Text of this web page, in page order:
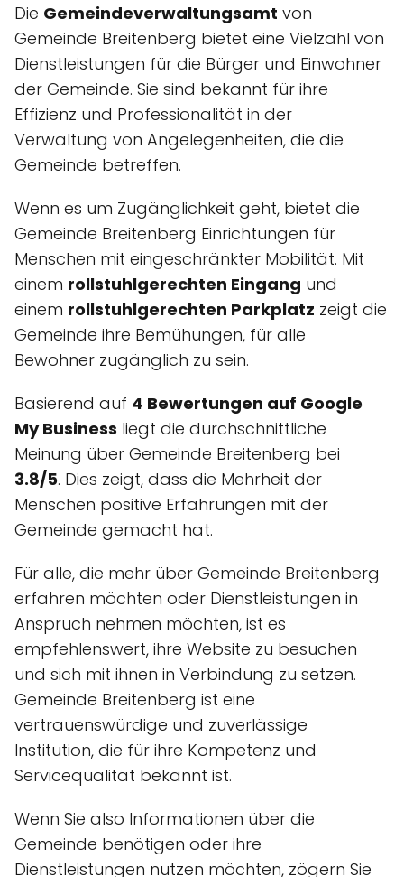
Die Gemeindeverwaltungsamt von
Gemeinde Breitenberg bietet eine Vielzahl von
Dienstleistungen für die Bürger und Einwohner
der Gemeinde. Sie sind bekannt für ihre
Effizienz und Professionalität in der
Verwaltung von Angelegenheiten, die die
Gemeinde betreffen.
Wenn es um Zugänglichkeit geht, bietet die
Gemeinde Breitenberg Einrichtungen für
Menschen mit eingeschränkter Mobilität. Mit
einem rollstuhlgerechten Eingang und
einem rollstuhlgerechten Parkplatz zeigt die
Gemeinde ihre Bemühungen, für alle
Bewohner zugänglich zu sein.
Basierend auf 4 Bewertungen auf Google
My Business liegt die durchschnittliche
Meinung über Gemeinde Breitenberg bei
3.8/5. Dies zeigt, dass die Mehrheit der
Menschen positive Erfahrungen mit der
Gemeinde gemacht hat.
Für alle, die mehr über Gemeinde Breitenberg
erfahren möchten oder Dienstleistungen in
Anspruch nehmen möchten, ist es
empfehlenswert, ihre Website zu besuchen
und sich mit ihnen in Verbindung zu setzen.
Gemeinde Breitenberg ist eine
vertrauenswürdige und zuverlässige
Institution, die für ihre Kompetenz und
Servicequalität bekannt ist.
Wenn Sie also Informationen über die
Gemeinde benötigen oder ihre
Dienstleistungen nutzen möchten, zögern Sie